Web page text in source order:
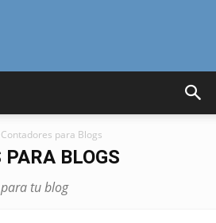
Curiosidades
Curiosas
Contadores para Blogs
BLOGS
tu blog